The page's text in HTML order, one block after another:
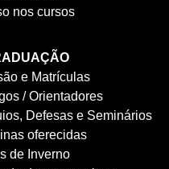
nos cursos
e Matrículas
/ Orientadores
Defesas e Seminários
oferecidas
de Inverno